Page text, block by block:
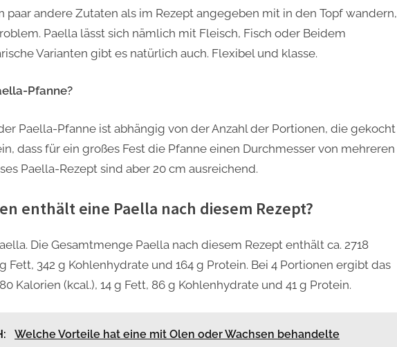
paar andere Zutaten als im Rezept angegeben mit in den Topf wandern,
Paella lässt sich nämlich mit Fleisch, Fisch oder Beidem
Varianten gibt es natürlich auch. Flexibel und klasse.
Pfanne?
Paella-Pfanne ist abhängig von der Anzahl der Portionen, die gekocht
dass für ein großes Fest die Pfanne einen Durchmesser von mehreren
Paella-Rezept sind aber 20 cm ausreichend.
enthält eine Paella nach diesem Rezept?
Die Gesamtmenge Paella nach diesem Rezept enthält ca. 2718
Fett, 342 g Kohlenhydrate und 164 g Protein. Bei 4 Portionen ergibt das
Kalorien (kcal.), 14 g Fett, 86 g Kohlenhydrate und 41 g Protein.
Welche Vorteile hat eine mit Olen oder Wachsen behandelte